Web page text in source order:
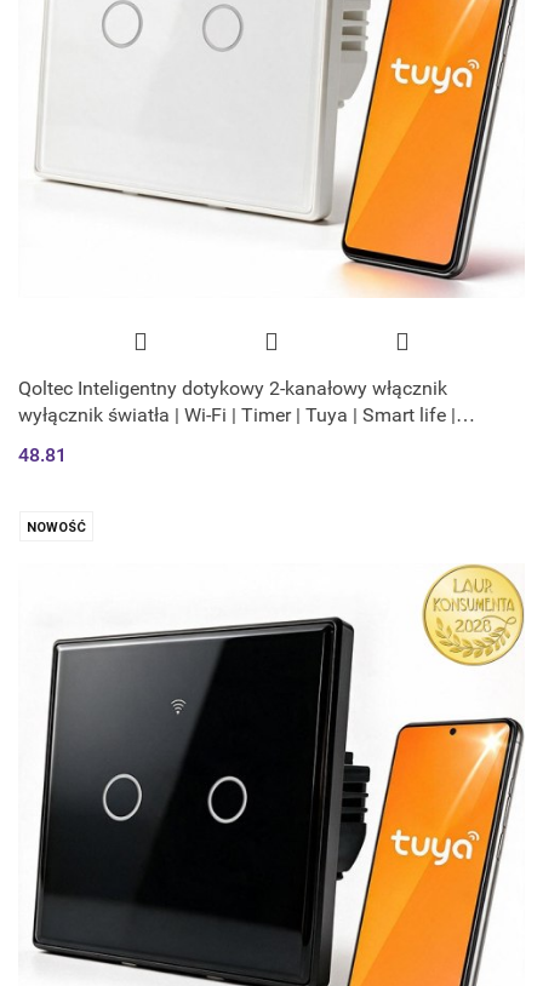
Qoltec Inteligentny dotykowy 2-kanałowy włącznik
wyłącznik światła | Wi-Fi | Timer | Tuya | Smart life |
48.81
NOWOŚĆ